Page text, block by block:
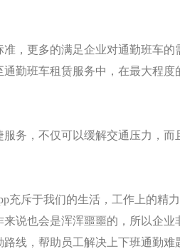
，更多的满足企业对通勤班车的
勤班车租赁服务中，在最大程度
务，不仅可以缓解交通压力，而
斥于我们的生活，工作上的精
说也会是浑浑噩噩的，所以企业
线，帮助员工解决上下班通勤难